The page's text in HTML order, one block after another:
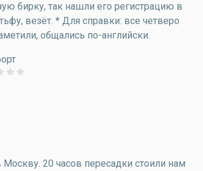
бирку, так нашли его регистрацию в
везёт. * Для справки: все четверо
общались по-английски.
20 часов пересадки стоили нам